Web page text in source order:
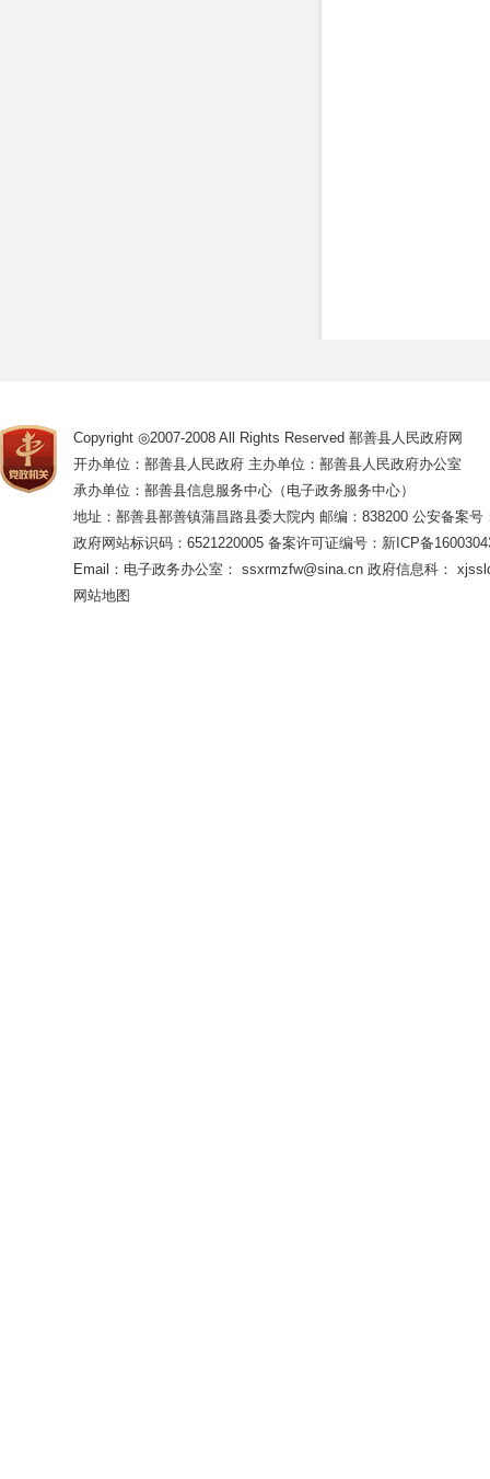
Copyright ◎2007-2008 All Rights Reserved 鄯善县人民政府网
开办单位：鄯善县人民政府 主办单位：鄯善县人民政府办公室
承办单位：鄯善县信息服务中心（电子政务服务中心）
地址：鄯善县鄯善镇蒲昌路县委大院内 邮编：838200 公安备案号
政府网站标识码：6521220005 备案许可证编号：新ICP备
Email：电子政务办公室： ssxrmzfw@sina.cn 政府信息科：
网站地图